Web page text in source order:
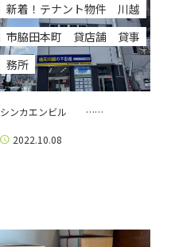
新着！テナント物件 川越
市脇田本町 貸店舗 貸事
務所
シンカエンビル ……
2022.10.08